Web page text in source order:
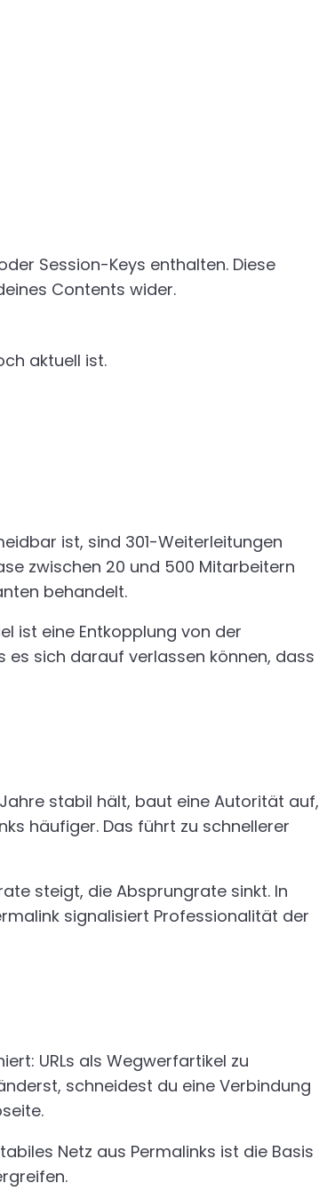
Session-Keys enthalten. Diese
Contents wider.
aktuell ist.
ist, sind 301-Weiterleitungen
zwischen 20 und 500 Mitarbeitern
behandelt.
ist eine Entkopplung von der
es sich darauf verlassen können, dass
stabil hält, baut eine Autorität auf,
häufiger. Das führt zu schnellerer
steigt, die Absprungrate sinkt. In
signalisiert Professionalität der
URLs als Wegwerfartikel zu
schneidest du eine Verbindung
Netz aus Permalinks ist die Basis